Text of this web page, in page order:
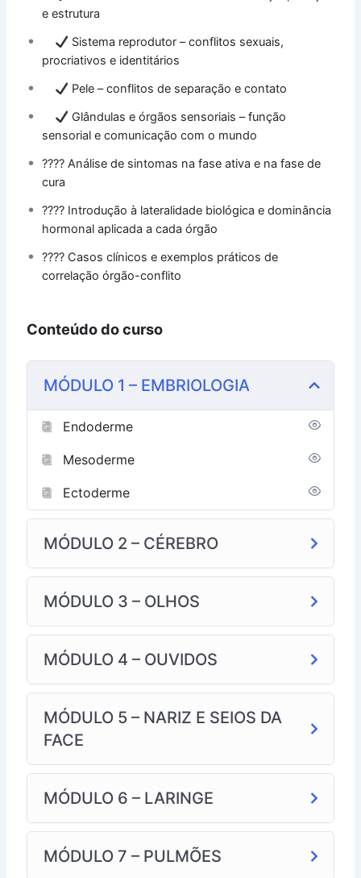
e estrutura
Sistema reprodutor – conflitos sexuais,
procriativos e identitários
Pele – conflitos de separação e contato
Glândulas e órgãos sensoriais – função
sensorial e comunicação com o mundo
???? Análise de sintomas na fase ativa e na fase de
cura
???? Introdução à lateralidade biológica e dominância
hormonal aplicada a cada órgão
???? Casos clínicos e exemplos práticos de
correlação órgão-conflito
Conteúdo do curso
MÓDULO 1 – EMBRIOLOGIA
Endoderme
Mesoderme
Ectoderme
MÓDULO 2 – CÉREBRO
MÓDULO 3 – OLHOS
MÓDULO 4 – OUVIDOS
MÓDULO 5 – NARIZ E SEIOS DA
FACE
MÓDULO 6 – LARINGE
MÓDULO 7 – PULMÕES